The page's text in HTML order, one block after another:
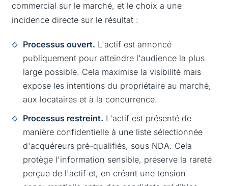
commercial sur le marché, et le choix a une
incidence directe sur le résultat :
Processus ouvert. L'actif est annoncé
publiquement pour atteindre l'audience la plus
large possible. Cela maximise la visibilité mais
expose les intentions du propriétaire au marché,
aux locataires et à la concurrence.
Processus restreint. L'actif est présenté de
manière confidentielle à une liste sélectionnée
d'acquéreurs pré-qualifiés, sous NDA. Cela
protège l'information sensible, préserve la rareté
perçue de l'actif et, en créant une tension